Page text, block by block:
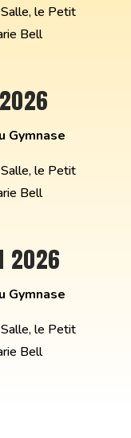
le Petit
Bell
Gymnase
le Petit
Bell
2026
Gymnase
le Petit
Bell